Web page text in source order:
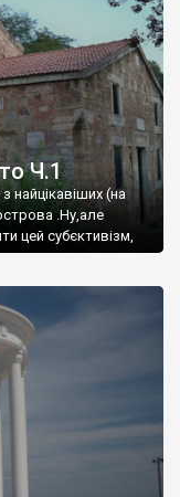
Ч.1
найцікавіших (на
.Ну,але
цей субєктивізм,